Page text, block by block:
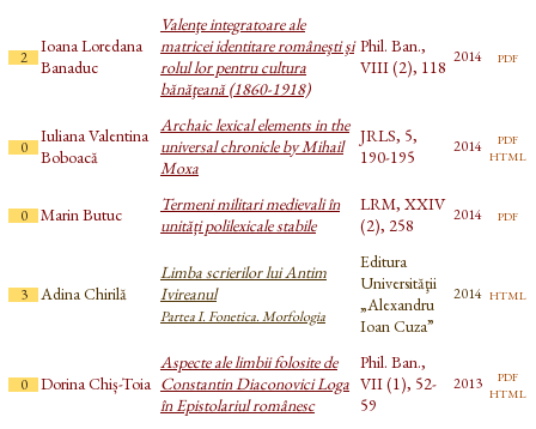
2
Ioana Loredana
Banaduc
Valenţe integratoare ale
matricei identitare româneşti şi
rolul lor pentru cultura
bănăţeană (1860-1918)
Phil. Ban.,
VIII (2), 118 2014 pdf
0
Iuliana Valentina
Boboacă
Archaic lexical elements in the
universal chronicle by Mihail
Moxa
JRLS, 5,
190-195
2014 pdf
html
0 Marin Butuc
Termeni militari medievali în
unități polilexicale stabile
LRM, XXIV
(2), 258
2014 pdf
3 Adina Chirilă
Limba scrierilor lui Antim
Ivireanul
Partea I. Fonetica. Morfologia
Editura
Universităţii
„Alexandru
Ioan Cuza”
2014 html
0 Dorina Chiș-Toia
Aspecte ale limbii folosite de
Constantin Diaconovici Loga
în Epistolariul românesc
Phil. Ban.,
VII (1), 52-
59
2013 pdf
html